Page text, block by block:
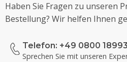
Haben Sie Fragen zu unseren
Bestellung? Wir helfen Ihnen
Telefon: +49 0800
Sprechen Sie mit unseren